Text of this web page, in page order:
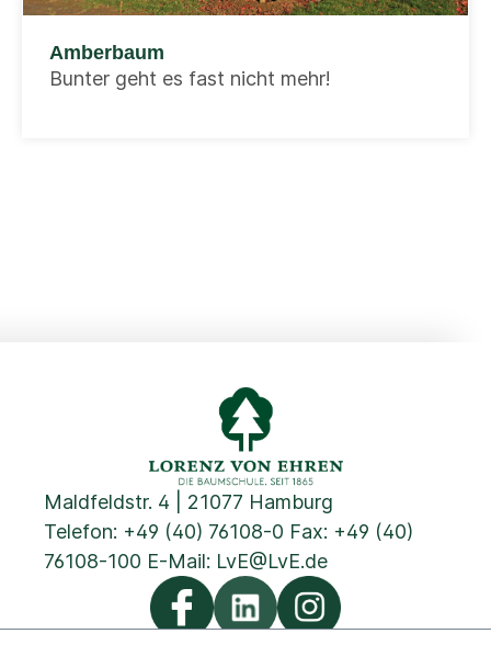
Amberbaum
Bunter geht es fast nicht mehr!
Maldfeldstr. 4 | 21077 Hamburg
Telefon: +49 (40) 76108-0 Fax: +49 (40)
76108-100 E-Mail: LvE@LvE.de